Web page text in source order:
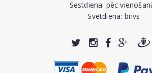
Sestdiena: pēc
Svētdiena: brīvs